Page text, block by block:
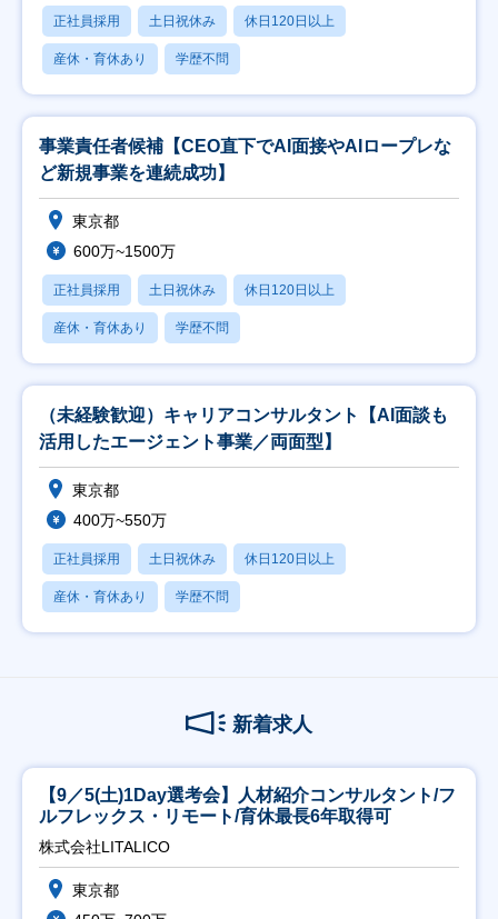
正社員採用 土日祝休み 休日120日以上
産休・育休あり 学歴不問
事業責任者候補【CEO直下でAI面接やAIロープレな
ど新規事業を連続成功】
東京都
600万~1500万
正社員採用 土日祝休み 休日120日以上
産休・育休あり 学歴不問
（未経験歓迎）キャリアコンサルタント【AI面談も
活用したエージェント事業／両面型】
東京都
400万~550万
正社員採用 土日祝休み 休日120日以上
産休・育休あり 学歴不問
新着求人
【9／5(土)1Day選考会】人材紹介コンサルタント/フ
ルフレックス・リモート/育休最長6年取得可
株式会社LITALICO
東京都